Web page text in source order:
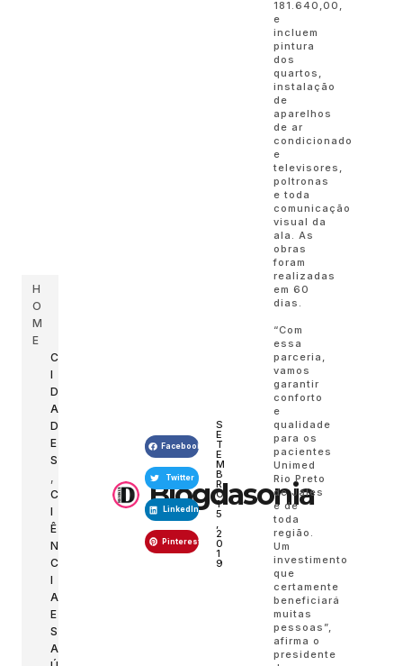
H
O
M
E
C
I
D
A
D
E
S
C
I
Ê
N
C
I
A
E
S
A
Blogdasonia
Facebook
Twitter
LinkedIn
Pinterest
S
E
T
E
M
B
R
O
1
5
2
0
1
9
181.640,00,
e
incluem
pintura
dos
quartos,
instalação
de
aparelhos
de ar
condicionado
e
televisores,
poltronas
e toda
comunicação
visual da
ala. As
obras
foram
realizadas
em 60
dias.
“Com
essa
parceria,
vamos
garantir
conforto
e
qualidade
para os
pacientes
Unimed
Rio Preto
de Jales
e de
toda
região.
Um
investimento
que
certamente
beneficiará
muitas
pessoas”,
afirma o
presidente